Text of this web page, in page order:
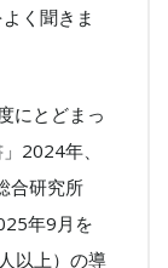
く聞きま
にとどまっ
2024年、
合研究所
年9月を
以上）の導